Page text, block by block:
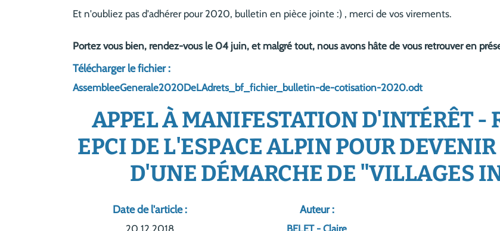
Et n'oubliez pas d'adhérer pour 2020, bulletin en pièce jointe :) , merci de vos virements.
Portez vous bien, rendez-vous le 04 juin, et malgré tout, nous avons hâte de vous retrouver en
Télécharger le fichier :
AssembleeGenerale2020DeLAdrets_bf_fichier_bulletin-de-cotisation-2020.odt
APPEL À MANIFESTATION D'INTÉRÊT -
EPCI DE L'ESPACE ALPIN POUR
D'UNE DÉMARCHE DE "VILLAGES
Date de l'article :
20.12.2018
Auteur :
BELET - Claire